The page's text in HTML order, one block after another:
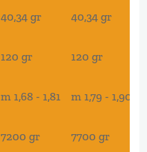
40,34 gr 40,34 gr
120 gr 120 gr
m 1,68 - 1,81 m 1,79 - 1,90
7200 gr
7700 gr